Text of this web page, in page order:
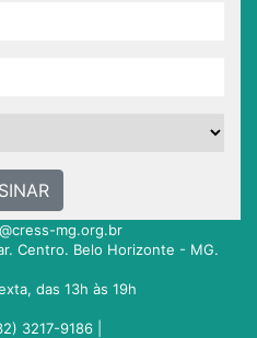
mg.org.br
Centro. Belo Horizonte - MG.
das 13h às 19h
3217-9186 |